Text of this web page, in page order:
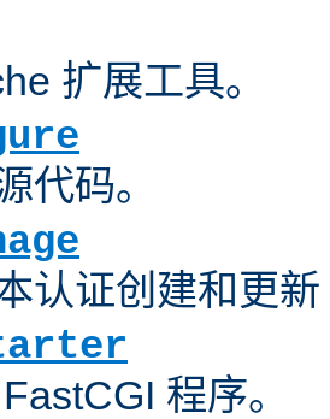
扩展工具。
代码。
认证创建和更
程序。